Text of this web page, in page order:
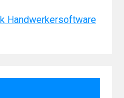
Handwerkersoftware